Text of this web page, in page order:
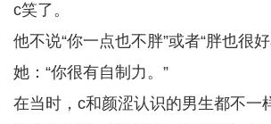
c笑了。
他不说“你一点也不胖”或者“胖也很
她：“你很有自制力。”
在当时，c和颜涩认识的男生都不一